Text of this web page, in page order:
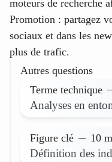
moteurs de recherche
Promotion : partagez
sociaux et dans les
plus de trafic.
Autres questions
Terme technique
Analyses en
Plus d'informations
Figure clé 10
Définition des